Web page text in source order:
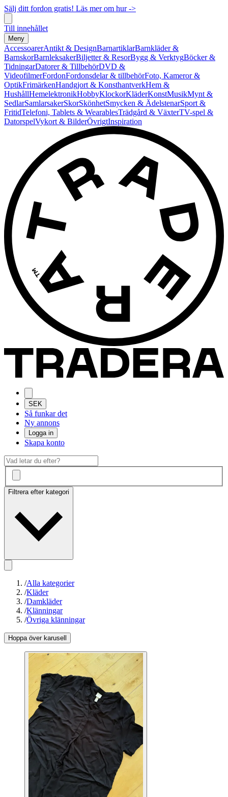
Sälj ditt fordon gratis! Läs mer om hur ->
Till innehållet
Meny
AccessoarerAntikt & DesignBarnartiklarBarnkläder &
BarnskorBarnleksakerBiljetter & ResorBygg & VerktygBöcker &
TidningarDatorer & TillbehörDVD &
VideofilmerFordonFordonsdelar & tillbehörFoto, Kameror &
OptikFrimärkenHandgjort & KonsthantverkHem &
HushållHemelektronikHobbyKlockorKläderKonstMusikMynt &
SedlarSamlarsakerSkorSkönhetSmycken & ÄdelstenarSport &
FritidTelefoni, Tablets & WearablesTrädgård & VäxterTV-spel &
DatorspelVykort & BilderÖvrigtInspiration
SEK
Så funkar det
Ny annons
Logga in
Skapa konto
Filtrera efter kategori
/Alla kategorier
/Kläder
/Damkläder
/Klänningar
/Övriga klänningar
Hoppa över karusell